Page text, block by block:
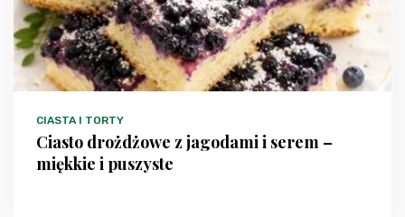
CIASTA I TORTY
Ciasto drożdżowe z jagodami i serem –
miękkie i puszyste